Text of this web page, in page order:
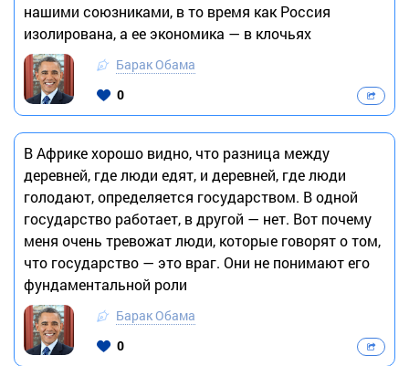
нашими союзниками, в то время как Россия
изолирована, а ее экономика — в клочьях
Барак Обама
0
В Африке хорошо видно, что разница между
деревней, где люди едят, и деревней, где люди
голодают, определяется государством. В одной
государство работает, в другой — нет. Вот почему
меня очень тревожат люди, которые говорят о том,
что государство — это враг. Они не понимают его
фундаментальной роли
Барак Обама
0